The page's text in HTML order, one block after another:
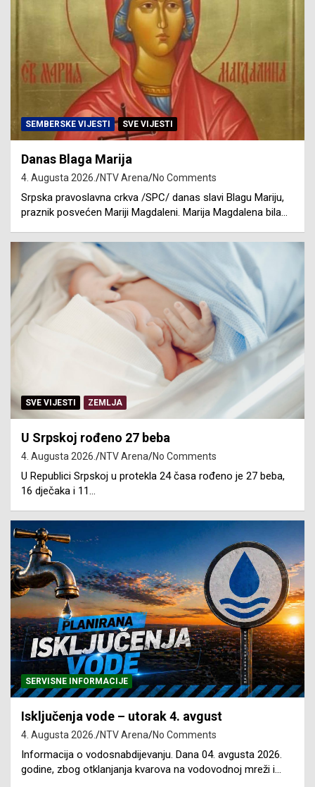
SEMBERSKE VIJESTI SVE VIJESTI
Danas Blaga Marija
4. Augusta 2026. NTV Arena No Comments
Srpska pravoslavna crkva /SPC/ danas slavi Blagu Mariju,
praznik posvećen Mariji Magdaleni. Marija Magdalena bila…
SVE VIJESTI ZEMLJA
U Srpskoj rođeno 27 beba
4. Augusta 2026. NTV Arena No Comments
U Republici Srpskoj u protekla 24 časa rođeno je 27 beba,
16 dječaka i 11…
SERVISNE INFORMACIJE
Isključenja vode – utorak 4. avgust
4. Augusta 2026. NTV Arena No Comments
Informacija o vodosnabdijevanju. Dana 04. avgusta 2026.
godine, zbog otklanjanja kvarova na vodovodnoj mreži i…